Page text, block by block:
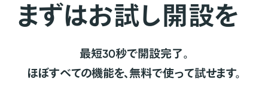
まずはお試し開設を
最短30秒で開設完了。
ほぼすべての機能を、無料で使って試せます。